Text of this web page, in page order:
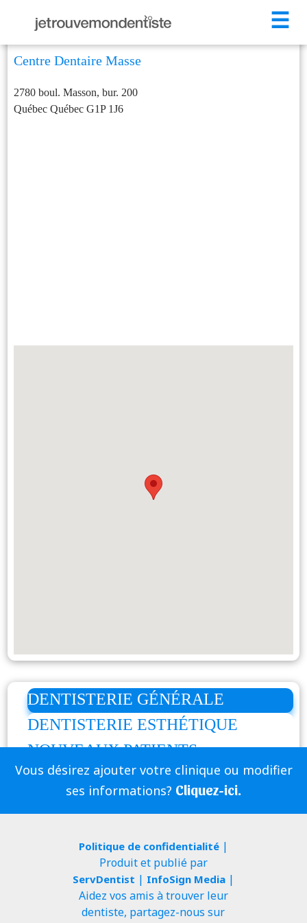
☰
Centre Dentaire Masse
2780 boul. Masson, bur. 200
Québec Québec G1P 1J6
DENTISTERIE GÉNÉRALE
DENTISTERIE ESTHÉTIQUE
NOUVEAUX PATIENTS
Vous désirez ajouter votre clinique ou modifier
ses informations? Cliquez-ici.
Politique de confidentialité|
Produit et publié par
ServDentist | InfoSign Media|
Aidez vos amis à trouver leur
dentiste, partagez-nous sur